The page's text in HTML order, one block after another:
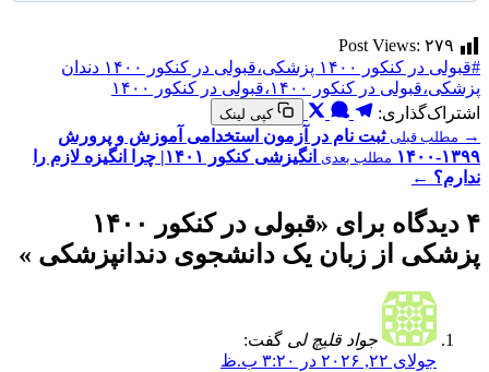
Post Views: ۲۷۹
#قبولی در کنکور ۱۴۰۰ پزشکی،قبولی در کنکور ۱۴۰۰ دندان
پزشکی،قبولی در کنکور ۱۴۰۰،قبولی در کنکور ۱۴۰۰
اشتراک‌گذاری:
کپی لینک
→ مطلب قبلی ثبت نام در آزمون استخدامی آموزش و پرورش
۱۳۹۹-۱۴۰۰
مطلب بعدی
انگیزشی کنکور ۱۴۰۱| چرا انگیزه لازم را
ندارم؟ ←
۴ دیدگاه برای «
قبولی در کنکور ۱۴۰۰
پزشکی از زبان یک دانشجوی دندانپزشکی »
جواد قلیچ لی گفت:
جولای ۲۲, ۲۰۲۶ در ۳:۲۰ ب.ظ